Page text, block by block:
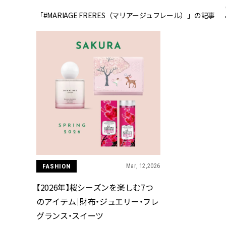
「#MARIAGE FRERES（マリアージュフレール）」の記事
FASHION Mar, 12,2026
【2026年】桜シーズンを楽しむ7つ
のアイテム｜財布・ジュエリー・フレ
グランス・スイーツ